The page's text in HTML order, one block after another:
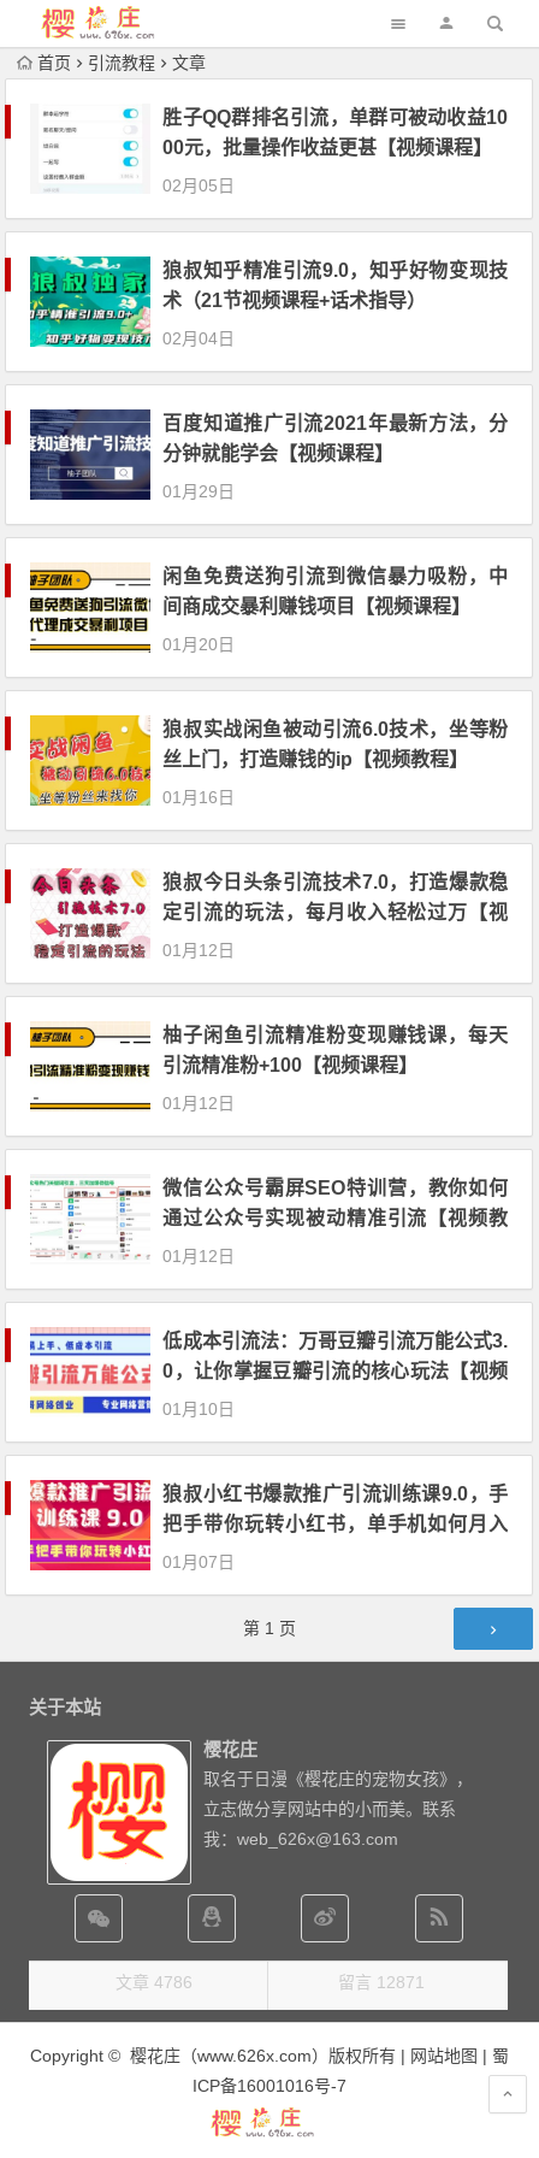
首页 引流教程 文章
胜子QQ群排名引流，单群可被动收益10
00元，批量操作收益更甚【视频课程】
02月05日
狼叔知乎精准引流9.0，知乎好物变现技
术（21节视频课程+话术指导）
02月04日
百度知道推广引流2021年最新方法，分
分钟就能学会【视频课程】
01月29日
闲鱼免费送狗引流到微信暴力吸粉，中
间商成交暴利赚钱项目【视频课程】
01月20日
狼叔实战闲鱼被动引流6.0技术，坐等粉
丝上门，打造赚钱的ip【视频教程】
01月16日
狼叔今日头条引流技术7.0，打造爆款稳
定引流的玩法，每月收入轻松过万【视
频教程】
01月12日
柚子闲鱼引流精准粉变现赚钱课，每天
引流精准粉+100【视频课程】
01月12日
微信公众号霸屏SEO特训营，教你如何
通过公众号实现被动精准引流【视频教
程】
01月12日
低成本引流法：万哥豆瓣引流万能公式3.
0，让你掌握豆瓣引流的核心玩法【视频
教程】
01月10日
狼叔小红书爆款推广引流训练课9.0，手
把手带你玩转小红书，单手机如何月入
过万【视频教程】
01月07日
第 1 页
关于本站
樱花庄
取名于日漫《樱花庄的宠物女孩》，
立志做分享网站中的小而美。联系
我：web_626x@163.com
文章 4786 留言 12871
Copyright © 樱花庄（www.626x.com）版权所有 | 网站地图 | 蜀
ICP备16001016号-7